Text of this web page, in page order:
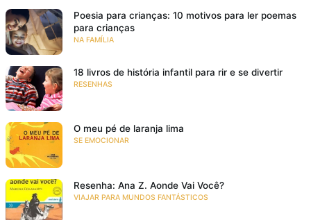
Poesia para crianças: 10 motivos para ler poemas
para crianças
NA FAMÍLIA
18 livros de história infantil para rir e se divertir
RESENHAS
O meu pé de laranja lima
SE EMOCIONAR
Resenha: Ana Z. Aonde Vai Você?
VIAJAR PARA MUNDOS FANTÁSTICOS